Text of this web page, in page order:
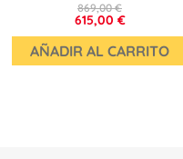
615,00 €
869,00 €
AÑADIR AL CARRITO